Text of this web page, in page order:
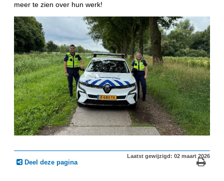
meer te zien over hun werk!
Deel deze pagina
Laatst gewijzigd: 02 maart 2026